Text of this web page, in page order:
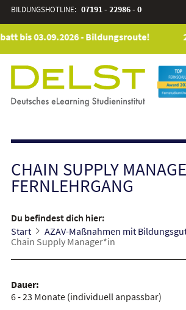
BILDUNGSHOTLINE: 07191 - 22986 - 0
bis 03.09.2026 - Bildungsroute!
CHAIN SUPPLY
FERNLEHRGANG
Du befindest dich hier:
Start
AZAV-Maßnahmen mit
Chain Supply Manager*in
Dauer:
6 - 23 Monate(individuell anpassbar)